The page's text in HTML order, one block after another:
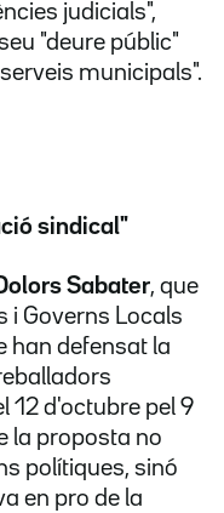
judicials",
"deure públic"
municipals".
sindical"
Sabater, que
i Governs Locals
han defensat la
12 d'octubre pel 9
la proposta no
polítiques, sinó
en pro de la